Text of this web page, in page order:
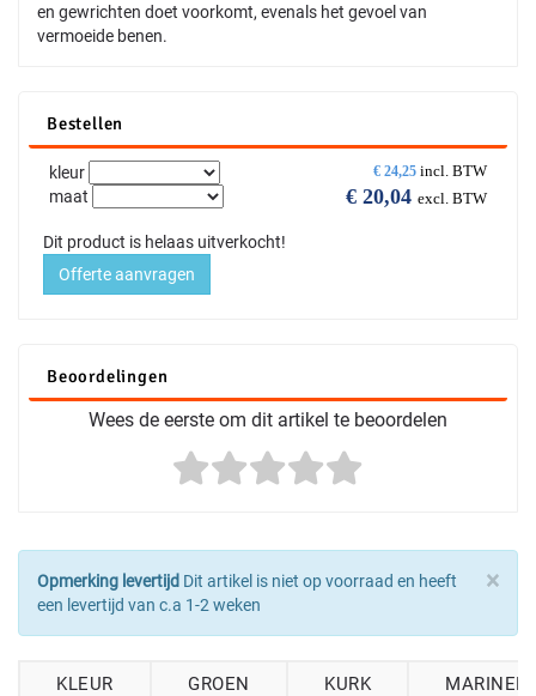
en gewrichten doet voorkomt, evenals het gevoel van
vermoeide benen.
Bestellen
€ 24,25 incl. BTW
€ 20,04 excl. BTW
kleur
maat
Dit product is helaas uitverkocht!
Offerte aanvragen
Beoordelingen
Wees de eerste om dit artikel te beoordelen
×
Opmerking levertijd Dit artikel is niet op voorraad en heeft
een levertijd van c.a 1-2 weken
KLEUR
GROEN
KURK